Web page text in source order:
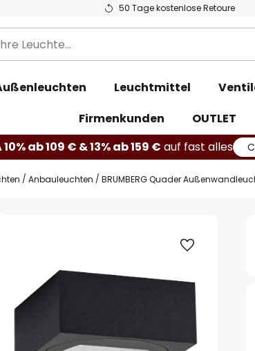
50 Tage kostenlose Retoure
Leuchtmittel
Firmenkunden
OUTLET
10% ab 109 € & 13% ab 159 € auf fast alles
Anbauleuchten BRUMBERG Quader